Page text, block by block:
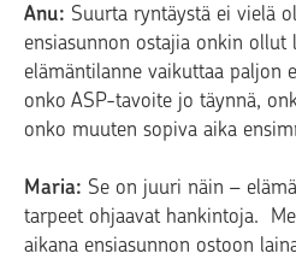
Anu: Suurta ryntäystä ei vielä
ensiasunnon ostajia onkin ollut
elämäntilanne vaikuttaa paljon
onko ASP-tavoite jo täynnä,
onko muuten sopiva aika
Maria: Se on juuri näin –
tarpeet ohjaavat hankintoja.
aikana ensiasunnon ostoon